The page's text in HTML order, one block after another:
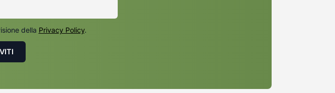
della Privacy Policy.